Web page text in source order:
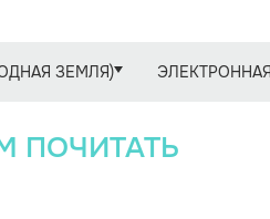
ЗЕМЛЯ)
ПОЧИТАТЬ